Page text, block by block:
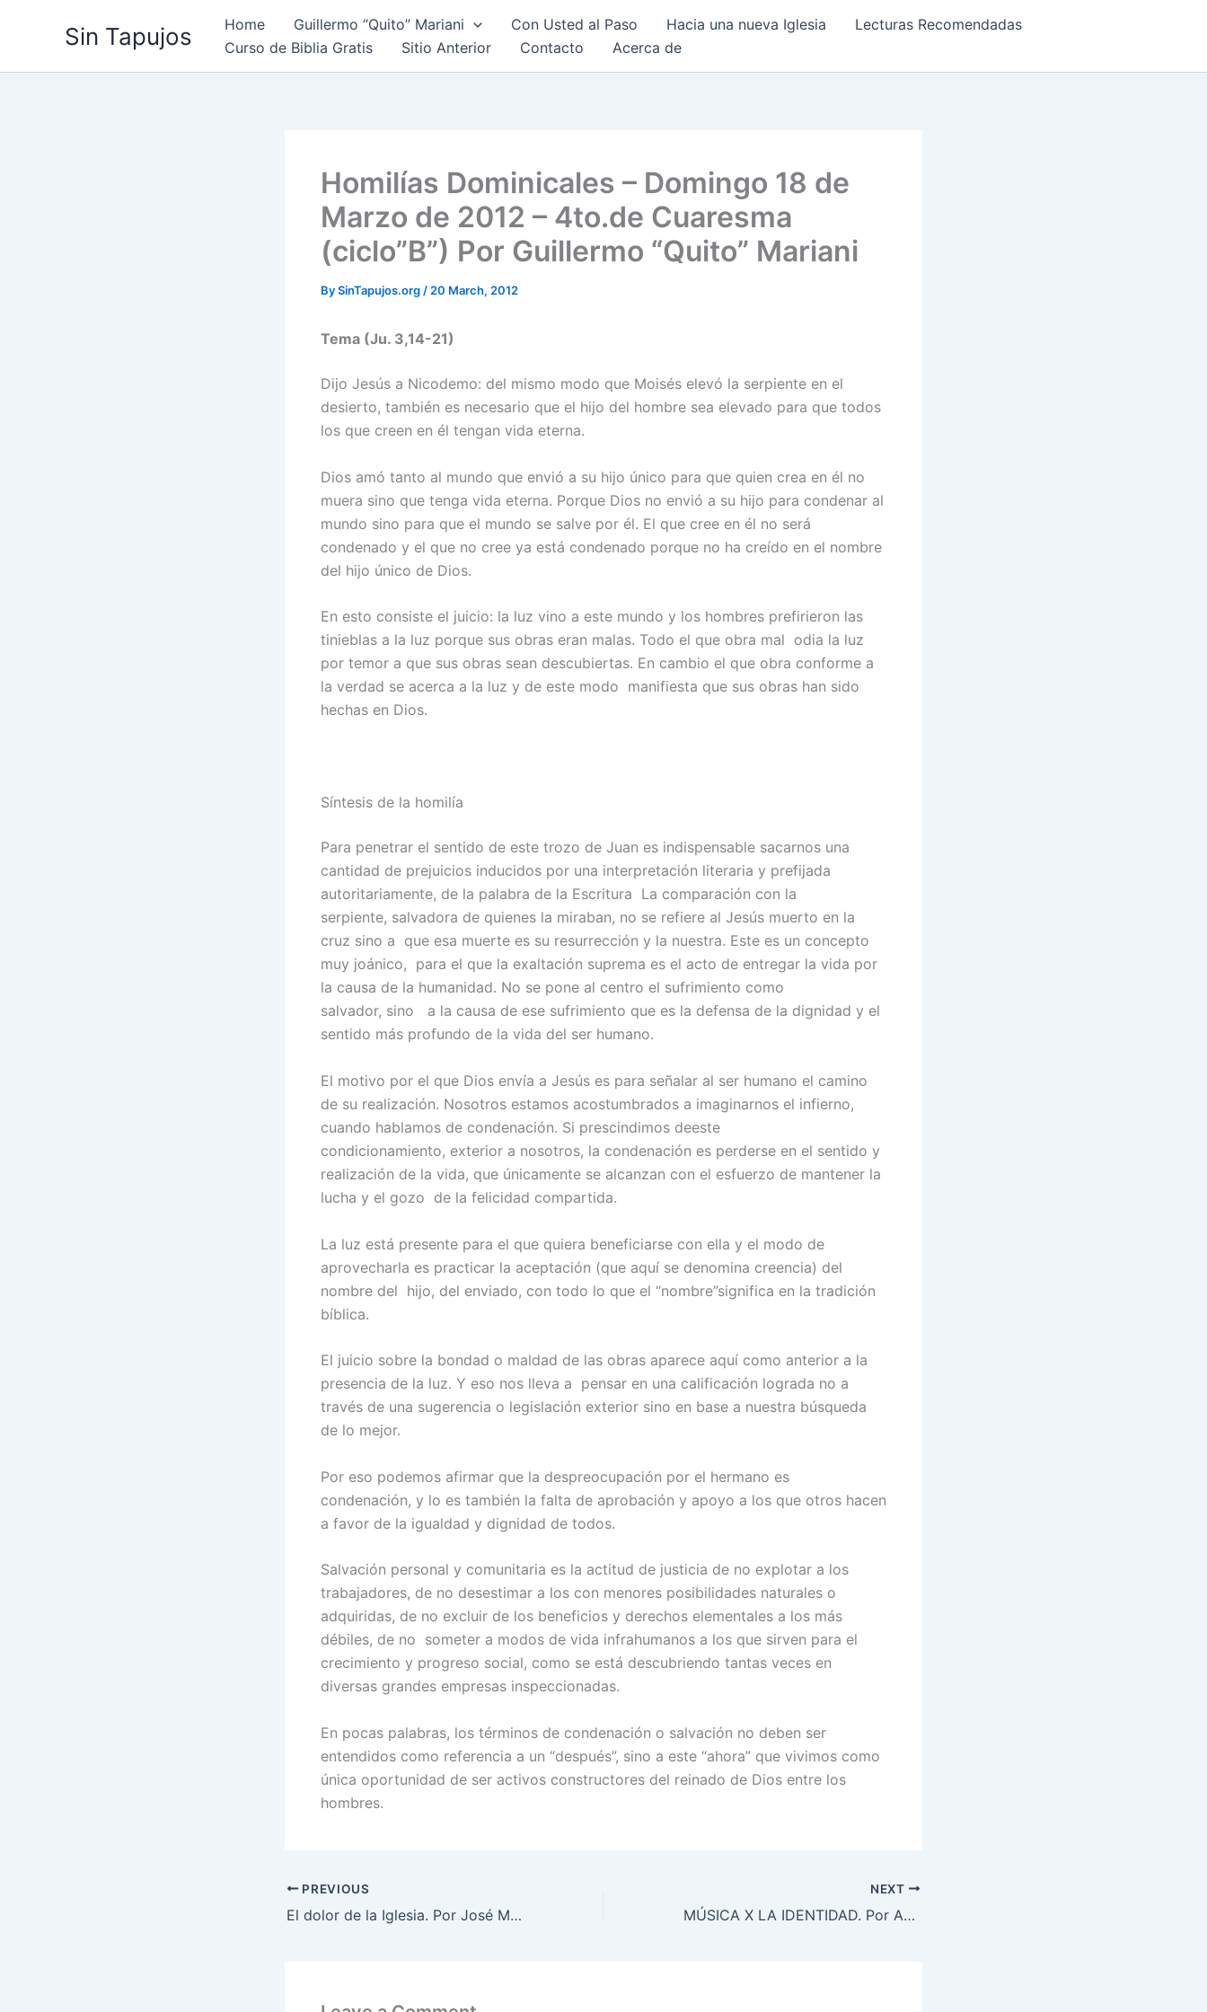
Sin Tapujos Home Guillermo “Quito” Mariani Con Usted al Paso Hacia una nueva Iglesia
Lecturas Recomendadas
Curso de Biblia Gratis
Sitio Anterior Contacto Acerca de
Homilías Dominicales – Domingo 18 de
Marzo de 2012 – 4to.de Cuaresma
(ciclo”B”) Por Guillermo “Quito” Mariani
BySinTapujos.org / 20 March, 2012
Tema (Ju. 3,14-21)
Dijo Jesús a Nicodemo: del mismo modo que Moisés elevó la serpiente en el
desierto, también es necesario que el hijo del hombre sea elevado para que todos
los que creen en él tengan vida eterna.
Dios amó tanto al mundo que envió a su hijo único para que quien crea en él no
muera sino que tenga vida eterna. Porque Dios no envió a su hijo para condenar al
mundo sino para que el mundo se salve por él. El que cree en él no será
condenado y el que no cree ya está condenado porque no ha creído en el nombre
del hijo único de Dios.
En esto consiste el juicio: la luz vino a este mundo y los hombres prefirieron las
tinieblas a la luz porque sus obras eran malas. Todo el que obra mal odia la luz
por temor a que sus obras sean descubiertas. En cambio el que obra conforme a
la verdad se acerca a la luz y de este modo manifiesta que sus obras han sido
hechas en Dios.
Síntesis de la homilía
Para penetrar el sentido de este trozo de Juan es indispensable sacarnos una
cantidad de prejuicios inducidos por una interpretación literaria y prefijada
autoritariamente, de la palabra de la Escritura La comparación con la
serpiente, salvadora de quienes la miraban, no se refiere al Jesús muerto en la
cruz sino a que esa muerte es su resurrección y la nuestra. Este es un concepto
muy joánico, para el que la exaltación suprema es el acto de entregar la vida por
la causa de la humanidad. No se pone al centro el sufrimiento como
salvador, sino a la causa de ese sufrimiento que es la defensa de la dignidad y el
sentido más profundo de la vida del ser humano.
El motivo por el que Dios envía a Jesús es para señalar al ser humano el camino
de su realización. Nosotros estamos acostumbrados a imaginarnos el infierno,
cuando hablamos de condenación. Si prescindimos deeste
condicionamiento, exterior a nosotros, la condenación es perderse en el sentido y
realización de la vida, que únicamente se alcanzan con el esfuerzo de mantener la
lucha y el gozo de la felicidad compartida.
La luz está presente para el que quiera beneficiarse con ella y el modo de
aprovecharla es practicar la aceptación (que aquí se denomina creencia) del
nombre del hijo, del enviado, con todo lo que el “nombre”significa en la tradición
bíblica.
El juicio sobre la bondad o maldad de las obras aparece aquí como anterior a la
presencia de la luz. Y eso nos lleva a pensar en una calificación lograda no a
través de una sugerencia o legislación exterior sino en base a nuestra búsqueda
de lo mejor.
Por eso podemos afirmar que la despreocupación por el hermano es
condenación, y lo es también la falta de aprobación y apoyo a los que otros hacen
a favor de la igualdad y dignidad de todos.
Salvación personal y comunitaria es la actitud de justicia de no explotar a los
trabajadores, de no desestimar a los con menores posibilidades naturales o
adquiridas, de no excluir de los beneficios y derechos elementales a los más
débiles, de no someter a modos de vida infrahumanos a los que sirven para el
crecimiento y progreso social, como se está descubriendo tantas veces en
diversas grandes empresas inspeccionadas.
En pocas palabras, los términos de condenación o salvación no deben ser
entendidos como referencia a un “después”, sino a este “ahora” que vivimos como
única oportunidad de ser activos constructores del reinado de Dios entre los
hombres.
PREVIOUS
El dolor de la Iglesia. Por José Ma Castillo
NEXT
MÚSICA X LA IDENTIDAD. Por Abuelas de Plaza de Mayo Córdoba